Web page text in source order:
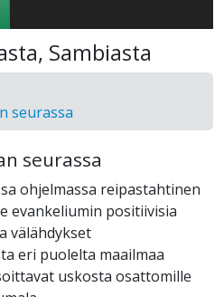
Sambiasta
seurassa
seurassa
ohjelmassa reipastahtinen
evankeliumin positiivisia
välähdykset
eri puolelta maailmaa
uskosta osattomille